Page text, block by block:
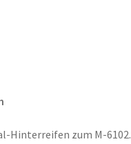
Hinterreifen zum M-6102.